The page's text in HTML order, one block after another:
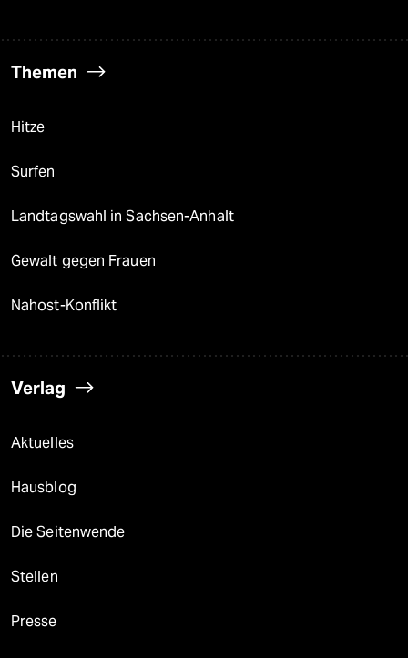
Themen
Hitze
Surfen
Landtagswahl in Sachsen-Anhalt
Gewalt gegen Frauen
Nahost-Konflikt
Verlag
Aktuelles
Hausblog
Die Seitenwende
Stellen
Presse